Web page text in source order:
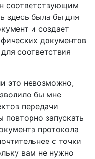
соответствующим
здесь была бы для
и создает
документов
соответствия
это невозможно,
бы мне
передачи
повторно запускать
протокола
с точки
вам не нужно